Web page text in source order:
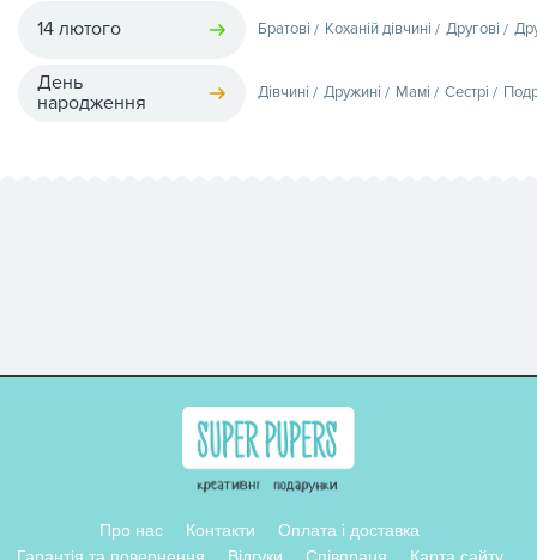
14 лютого Братові Коханій дівчині Другові
День
народження
Дівчині Дружині Мамі Сестрі
Про нас Контакти
Оплата і доставка
Гарантія та повернення
Відгуки Співпраця Карта сайту